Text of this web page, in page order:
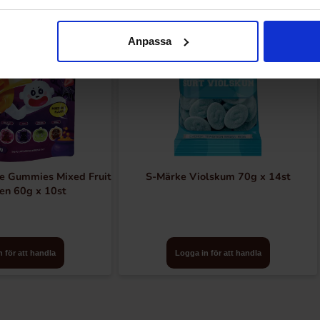
Anpassa
Gummies Mixed Fruit
60g x 10st
för att handla
S-Märke Violskum 70g x 14st
Logga in för att handla